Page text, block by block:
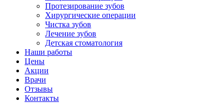
Протезирование зубов
Хирургические операции
Чистка зубов
Лечение зубов
Детская стоматология
Наши работы
Цены
Акции
Врачи
Отзывы
Контакты